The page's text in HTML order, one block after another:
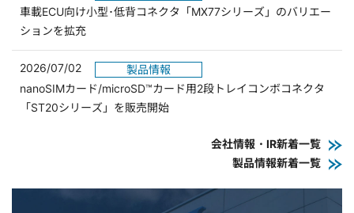
車載ECU向け小型･低背コネクタ「MX77シリーズ」のバリエー
ションを拡充
2026/07/02
製品情報
nanoSIMカード/microSD™カード用2段トレイコンボコネクタ
「ST20シリーズ」を販売開始
会社情報・IR新着一覧
製品情報新着一覧